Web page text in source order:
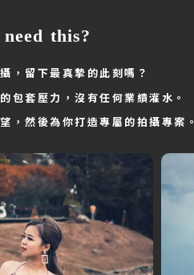
this?
，留下最真摯的此刻嗎？
包套壓力，沒有任何業績灌水。
，然後為你打造專屬的拍攝專案。